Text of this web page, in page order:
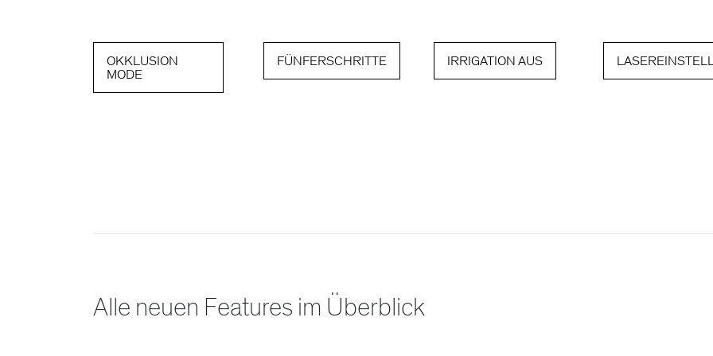
OKKLUSION
MODE
FÜNFERSCHRITTE IRRIGATION AUS
Alle neuen Features im Überblick